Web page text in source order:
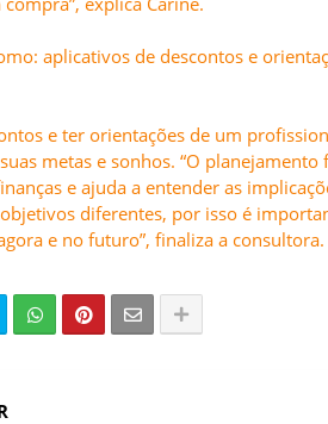
aplicativos de descontos e
e ter orientações de um
metas e sonhos. “O
e ajuda a entender as
diferentes, por isso é
e no futuro”, finaliza a consultora.